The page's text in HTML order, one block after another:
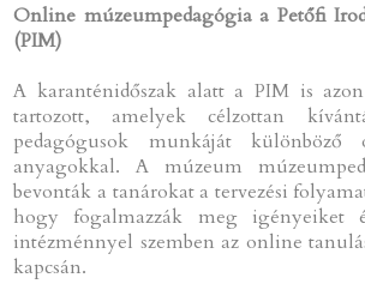
Online múzeumpedagógia a Petőfi
(PIM)
A karanténidőszak alatt a PIM is
tartozott, amelyek célzottan
pedagógusok munkáját különböző
anyagokkal. A múzeum
bevonták a tanárokat a tervezési
hogy fogalmazzák meg igényeiket
intézménnyel szemben az online
kapcsán.